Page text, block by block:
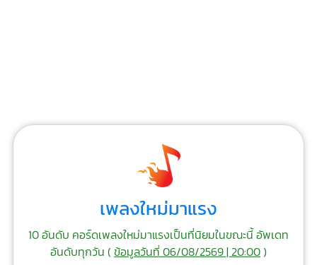
เพลงใหม่มาแรง
10 อันดับ คอร์ดเพลงใหม่มาแรงเป็นที่นิยมในขณะนี้ อัพเดท
อันดับทุกวัน (ข้อมูลวันที่ 06/08/2569 | 20:00)